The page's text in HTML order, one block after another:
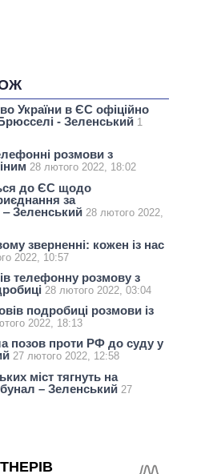
України в ЄС офіційно
- Зеленський 1
розмови з
28 лютого 2022, 18:02
до ЄС щодо
за
Зеленський 28 лютого 2022,
зверненні: кожен із нас
2022, 10:57
телефонну розмову з
28 лютого 2022, 03:04
подробиці розмови із
2022, 18:13
позов проти РФ до суду у
27 лютого 2022, 12:58
міст тягнуть на
– Зеленський 27